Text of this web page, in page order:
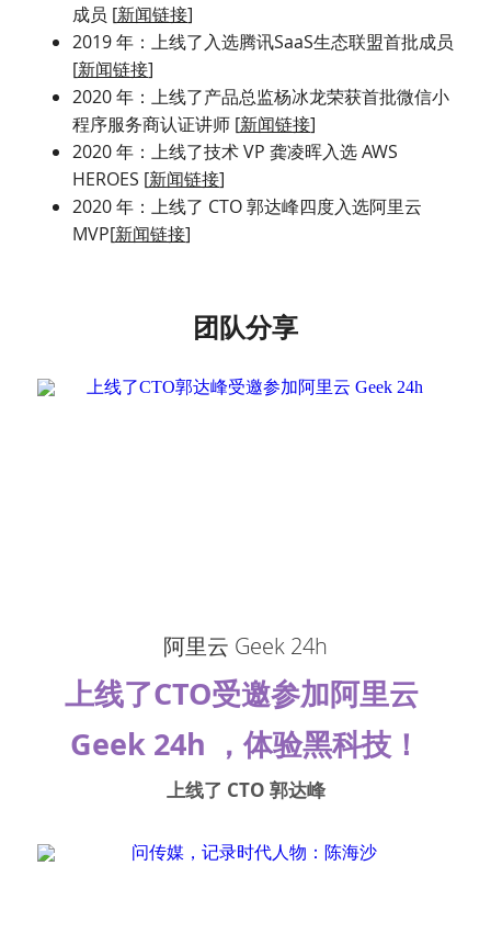
成员 [新闻链接]
2019 年：上线了入选腾讯SaaS生态联盟首批成员
[新闻链接]
2020 年：上线了产品总监杨冰龙荣获首批微信小
程序服务商认证讲师 [新闻链接]
2020 年：上线了技术 VP 龚凌晖入选 AWS
HEROES [新闻链接]
2020 年：上线了 CTO 郭达峰四度入选阿里云
MVP[新闻链接]
团队分享
阿里云 Geek 24h
上线了CTO受邀参加阿里云
Geek 24h ，体验黑科技！
上线了 CTO 郭达峰